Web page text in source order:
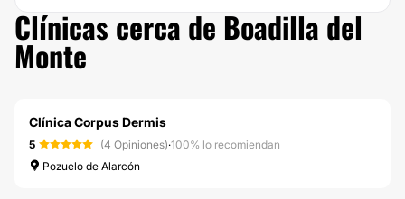
Clínicas cerca de Boadilla del
Monte
Clínica Corpus Dermis
5 (4 Opiniones)·100% lo recomiendan
Pozuelo de Alarcón